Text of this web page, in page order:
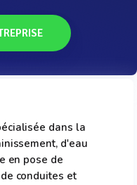
dans la
d'eau
en pose de
conduites et